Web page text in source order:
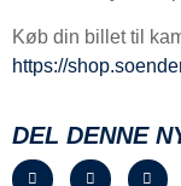
Køb din billet til
https://
DEL DENNE